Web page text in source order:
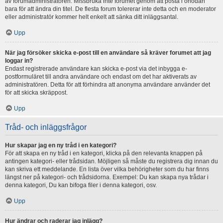
bara för att ändra din titel. De flesta forum tolererar inte detta och en moderator
eller administratör kommer helt enkelt att sänka ditt inläggsantal.
Upp
När jag försöker skicka e-post till en användare så kräver forumet att jag
loggar in?
Endast registrerade användare kan skicka e-post via det inbygga e-
postformuläret till andra användare och endast om det har aktiverats av
administratören. Detta för att förhindra att anonyma användare använder det
för att skicka skräppost.
Upp
Tråd- och inläggsfrågor
Hur skapar jag en ny tråd i en kategori?
För att skapa en ny tråd i en kategori, klicka på den relevanta knappen på
antingen kategori- eller trådsidan. Möjligen så måste du registrera dig innan du
kan skriva ett meddelande. En lista över vilka behörigheter som du har finns
längst ner på kategori- och trådsidorna. Exempel: Du kan skapa nya trådar i
denna kategori, Du kan bifoga filer i denna kategori, osv.
Upp
Hur ändrar och raderar jag inlägg?